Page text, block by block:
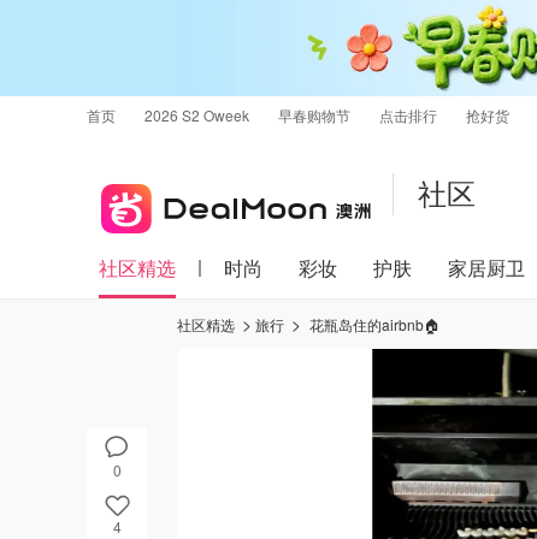
首页 2026 S2 Oweek 早春购物节 点击排行 抢好货
社区
社区精选 时尚 彩妆 护肤 家居厨卫
0
4
社区精选 旅行 花瓶岛住的airbnb🏠